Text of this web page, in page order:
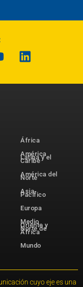
África
América
Latina y el
Caribe
América del
Norte
Asia-
Pacífico
Europa
Medio
Oriente y
Norte de
África
Mundo
cuyo eje es una